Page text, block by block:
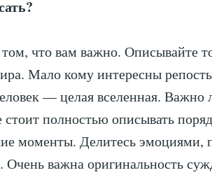
что вам важно. Описывайте
Мало кому интересны
— целая вселенная. Важно
стоит полностью описывать
моменты. Делитесь эмоциями,
Очень важна оригинальность